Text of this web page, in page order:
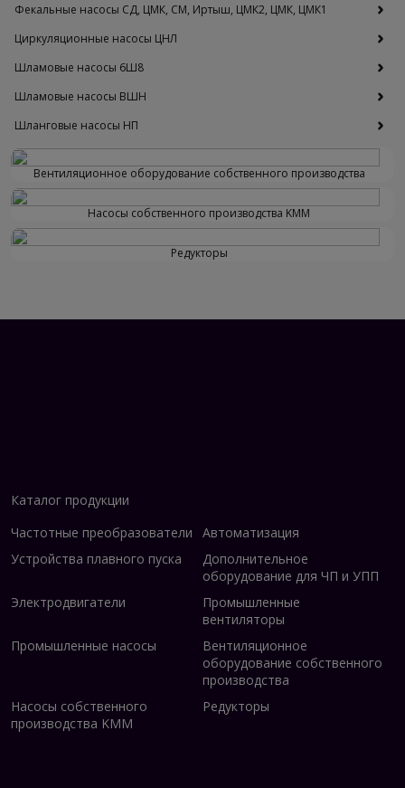
Фекальные насосы СД, ЦМК, СМ, Иртыш, ЦМК2, ЦМК, ЦМК1
Циркуляционные насосы ЦНЛ
Шламовые насосы 6Ш8
Шламовые насосы ВШН
Шланговые насосы НП
Вентиляционное оборудование собственного производства
Насосы собственного производства KMM
Редукторы
Каталог продукции
Частотные преобразователи
Автоматизация
Устройства плавного пуска
Дополнительное
оборудование для ЧП и УПП
Электродвигатели
Промышленные
вентиляторы
Промышленные насосы
Вентиляционное
оборудование собственного
производства
Насосы собственного
производства KMM
Редукторы